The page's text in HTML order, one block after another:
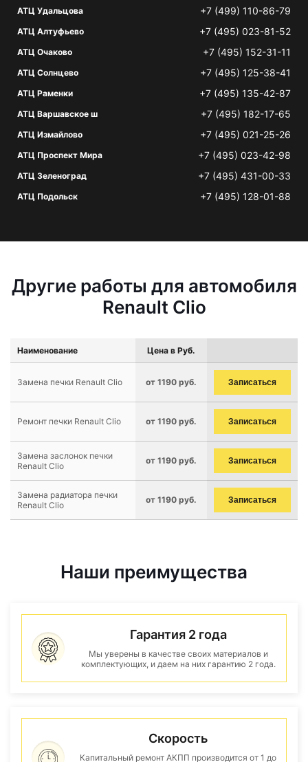
АТЦ Удальцова +7 (499) 110-86-79
АТЦ Алтуфьево +7 (495) 023-81-52
АТЦ Очаково +7 (495) 152-31-11
АТЦ Солнцево +7 (495) 125-38-41
АТЦ Раменки +7 (495) 135-42-87
АТЦ Варшавское ш +7 (495) 182-17-65
АТЦ Измайлово +7 (495) 021-25-26
АТЦ Проспект Мира +7 (495) 023-42-98
АТЦ Зеленоград +7 (495) 431-00-33
АТЦ Подольск +7 (495) 128-01-88
Другие работы для автомобиля
Renault Clio
Наименование Цена в Руб.
Замена печки Renault Clio от 1190 руб. Записаться
Ремонт печки Renault Clio от 1190 руб. Записаться
Замена заслонок печки
Renault Clio
от 1190 руб. Записаться
Замена радиатора печки
Renault Clio
от 1190 руб. Записаться
Наши преимущества
Гарантия 2 года
Мы уверены в качестве своих материалов и
комплектующих, и даем на них гарантию 2 года.
Скорость
Капитальный ремонт АКПП производится от 1 до